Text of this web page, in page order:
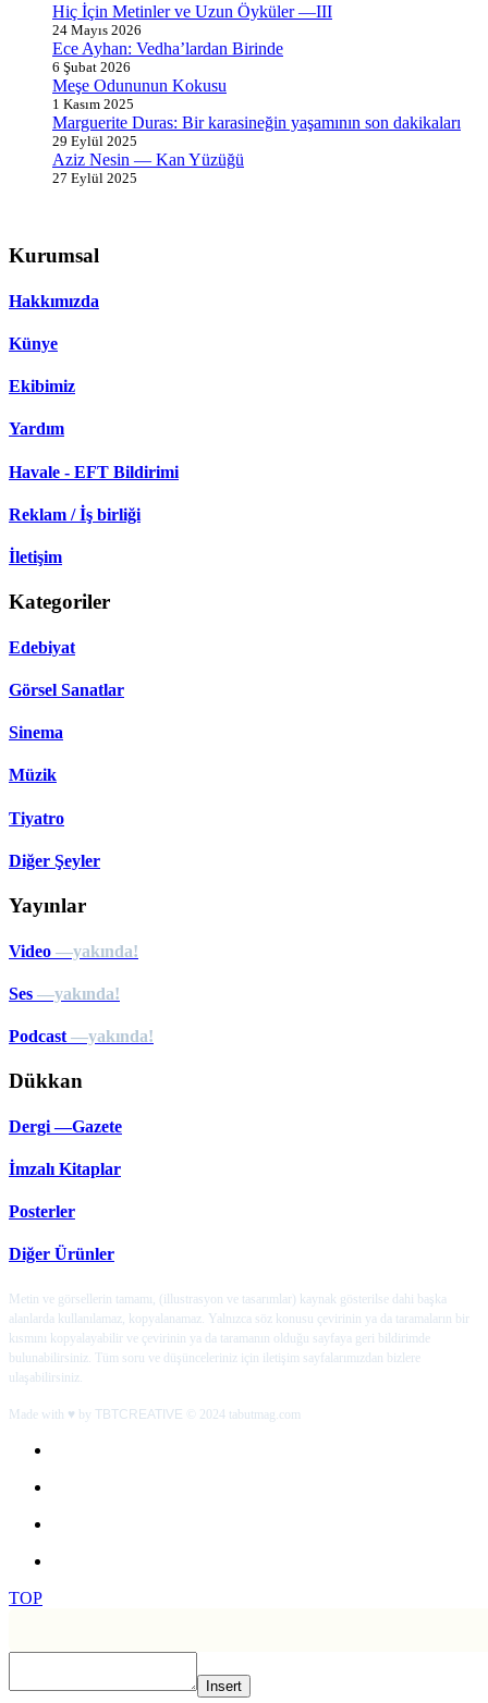
Hiç İçin Metinler ve Uzun Öyküler —III
24 Mayıs 2026
Ece Ayhan: Vedha’lardan Birinde
6 Şubat 2026
Meşe Odununun Kokusu
1 Kasım 2025
Marguerite Duras: Bir karasineğin yaşamının son dakikaları
29 Eylül 2025
Aziz Nesin — Kan Yüzüğü
27 Eylül 2025
Kurumsal
Hakkımızda
Künye
Ekibimiz
Yardım
Havale - EFT Bildirimi
Reklam / İş birliği
İletişim
Kategoriler
Edebiyat
Görsel Sanatlar
Sinema
Müzik
Tiyatro
Diğer Şeyler
Yayınlar
Video —yakında!
Ses —yakında!
Podcast —yakında!
Dükkan
Dergi —Gazete
İmzalı Kitaplar
Posterler
Diğer Ürünler
Metin ve görsellerin tamamı, (illustrasyon ve tasarımlar) kaynak gösterilse dahi başka
alanlarda kullanılamaz, kopyalanamaz. Yalnızca söz konusu çevirinin ya da taramaların bir
kısmını kopyalayabilir ve çevirinin ya da taramanın olduğu sayfaya geri bildirimde
bulunabilirsiniz. Tüm soru ve düşünceleriniz için iletişim sayfalarımızdan bizlere
ulaşabilirsiniz.
Made with ♥ by TBTCREATIVE © 2024 tabutmag.com
TOP
Insert